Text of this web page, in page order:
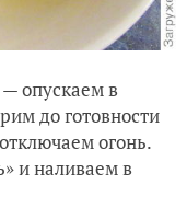
— опускаем в
до готовности
огонь.
и наливаем в